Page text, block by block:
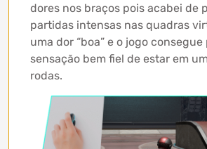
dores nos braços pois acabei de
partidas intensas nas quadras
uma dor “boa” e o jogo consegue
sensação bem fiel de estar em
rodas.